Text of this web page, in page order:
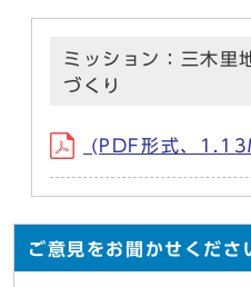
ミッション：三木里
づくり
(PDF形式、
ご意見をお聞かせくださ